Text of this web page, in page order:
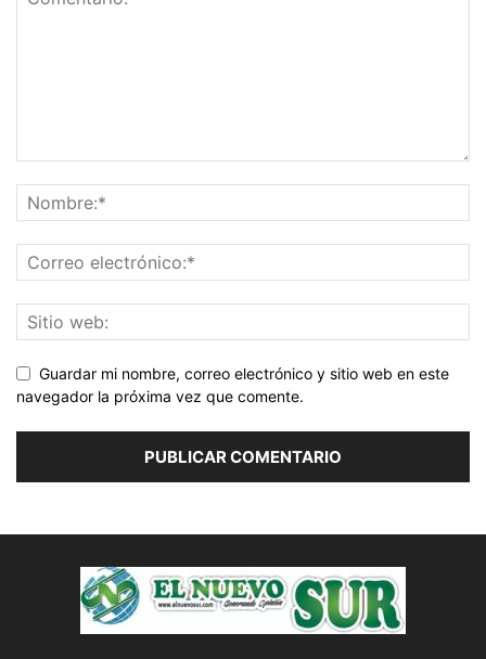
Guardar mi nombre, correo electrónico y sitio web en este
navegador la próxima vez que comente.